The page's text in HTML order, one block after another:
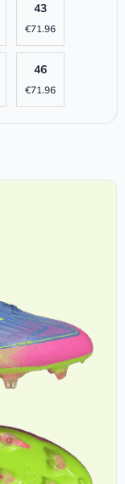
43
€71.96
46
€71.96